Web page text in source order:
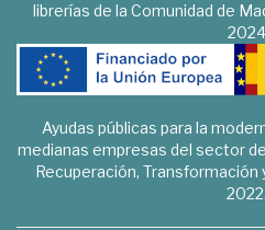
librerías de la Comunidad de
2024
Ayudas públicas para la
medianas empresas del sector
Recuperación, Transformación
2022.